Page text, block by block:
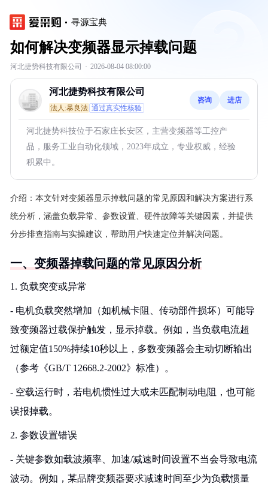
寻源宝典
如何解决变频器显示掉载问题
河北捷势科技有限公司 · 2026-08-04 08:00:00
河北捷势科技有限公司
法人:暴良法 通过真实性核验
咨询 进店
河北捷势科技位于石家庄长安区，主营变频器等工控产
品，服务工业自动化领域，2023年成立，专业权威，经验
积累中。
介绍： 本文针对变频器显示掉载问题的常见原因和解决方案进行系
统分析，涵盖负载异常、参数设置、硬件故障等关键因素，并提供
分步排查指南与实操建议，帮助用户快速定位并解决问题。
一、变频器掉载问题的常见原因分析
1. 负载突变或异常
- 电机负载突然增加（如机械卡阻、传动部件损坏）可能导
致变频器过载保护触发，显示掉载。例如，当负载电流超
过额定值150%持续10秒以上，多数变频器会主动切断输出
（参考《GB/T 12668.2-2002》标准）。
- 空载运行时，若电机惯性过大或未匹配制动电阻，也可能
误报掉载。
2. 参数设置错误
- 关键参数如载波频率、加速/减速时间设置不当会导致电流
波动。例如，某品牌变频器要求减速时间至少为负载惯量